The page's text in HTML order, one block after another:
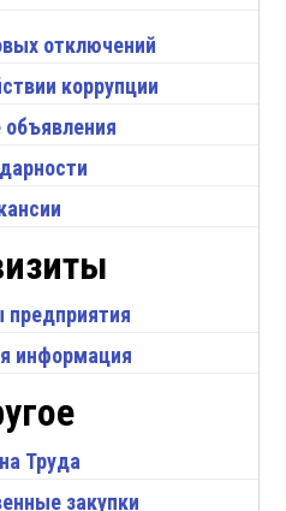
отключений
коррупции
предприятия
информация
Труда
закупки